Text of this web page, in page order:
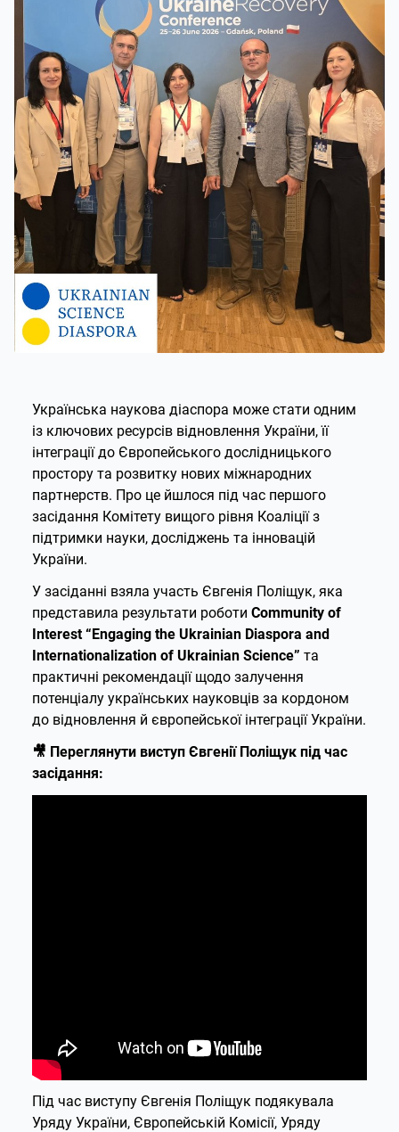
Українська наукова діаспора може стати одним
із ключових ресурсів відновлення України, її
інтеграції до Європейського дослідницького
простору та розвитку нових міжнародних
партнерств. Про це йшлося під час першого
засідання Комітету вищого рівня Коаліції з
підтримки науки, досліджень та інновацій
України.
У засіданні взяла участь Євгенія Поліщук, яка
представила результати роботи Community of
Interest “Engaging the Ukrainian Diaspora and
Internationalization of Ukrainian Science” та
практичні рекомендації щодо залучення
потенціалу українських науковців за кордоном
до відновлення й європейської інтеграції України.
🎥 Переглянути виступ Євгенії Поліщук під час
засідання:
Під час виступу Євгенія Поліщук подякувала
Уряду України, Європейській Комісії, Уряду